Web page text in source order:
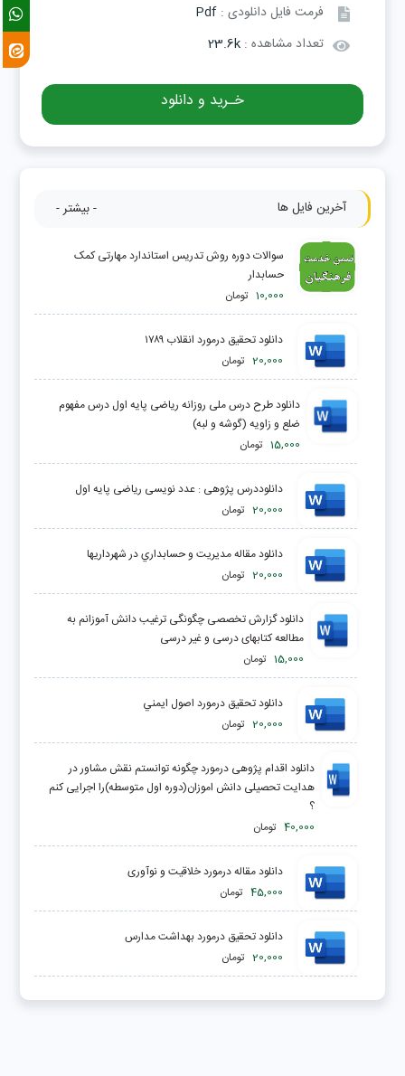
فرمت فایل دانلودی :Pdf
تعداد مشاهده :23.6k
خـرید و دانلود
آخرین فایل ها - بیشتر -
سوالات دوره روش تدریس استاندارد مهارتی کمک
حسابدار
10,000 تومان
دانلود تحقیق درمورد انقلاب ۱۷۸۹
20,000 تومان
دانلود طرح درس ملی روزانه ریاضی پایه اول درس مفهوم
ضلع و زاویه (گوشه و لبه)
15,000 تومان
دانلوددرس پژوهی : عدد نویسی ریاضی پایه اول
20,000 تومان
دانلود مقاله مديريت و حسابداري در شهرداريها
20,000 تومان
دانلود گزارش تخصصی چگونگی ترغیب دانش آموزانم به
مطالعه کتابهای درسی و غیر درسی
15,000 تومان
دانلود تحقیق درمورد اصول ايمني
20,000 تومان
دانلود اقدام پژوهی درمورد چگونه توانستم نقش مشاور در
هدایت تحصیلی دانش اموزان(دوره اول متوسطه)را اجرایی کنم
؟
40,000 تومان
دانلود مقاله درمورد خلاقیت و نوآوری
45,000 تومان
دانلود تحقیق درمورد بهداشت مدارس
20,000 تومان